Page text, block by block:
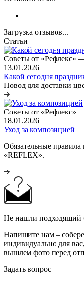
Загрузка отзывов...
Статьи
Советы от «Рефлекс»
13.01.2026
Какой сегодня
Повод для доставки
Советы от «Рефлекс»
18.01.2026
Уход за композицией
Обязательные правила
«REFLEX».
Не нашли подходящий
Напишите нам –
индивидуально для
вышлем фото перед
Задать вопрос